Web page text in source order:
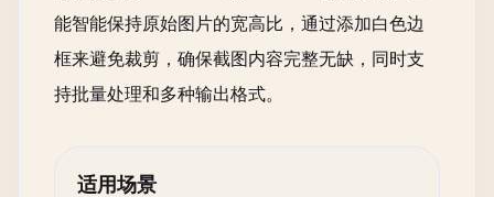
能智能保持原始图片的宽高比，通过添加白色边
框来避免裁剪，确保截图内容完整无缺，同时支
持批量处理和多种输出格式。
适用场景